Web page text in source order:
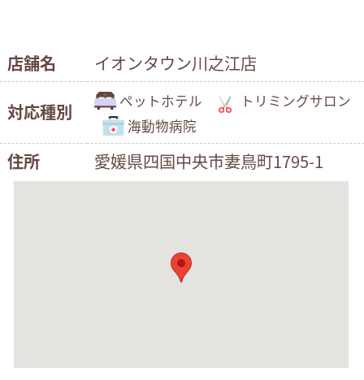
店舗名 イオンタウン川之江店
対応種別 ペットホテル
トリミングサロン
海動物病院
住所 愛媛県四国中央市妻鳥町1795-1